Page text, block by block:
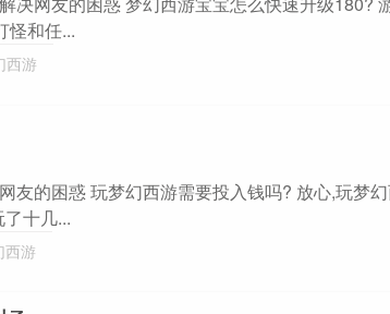
怪和任...
西游
友的困惑 玩梦幻西游需要投入钱吗? 放心,玩梦
十几...
西游